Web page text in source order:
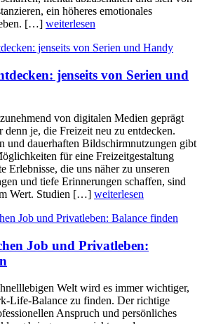
ein höheres emotionales
[…] weiterlesen
jenseits von Serien und
von digitalen Medien geprägt
denn je, die Freizeit neu zu entdecken.
und dauerhaften Bildschirmnutzungen gibt
für eine Freizeitgestaltung
Erlebnisse, die uns näher zu unseren
und tiefe Erinnerungen schaffen, sind
Wert. Studien […] weiterlesen
Job und Privatleben:
Welt wird es immer wichtiger,
Life-Balance zu finden. Der richtige
Anspruch und persönliches